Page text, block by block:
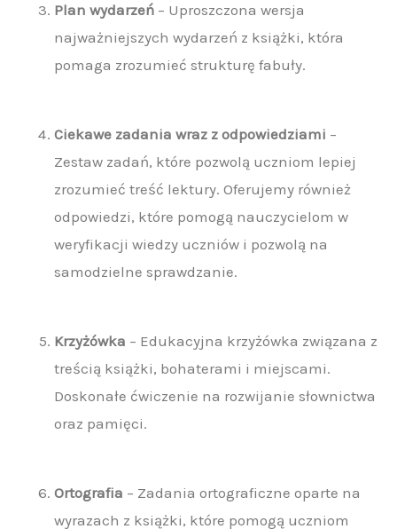
Plan wydarzeń – Uproszczona wersja
najważniejszych wydarzeń z książki, która
pomaga zrozumieć strukturę fabuły.
Ciekawe zadania wraz z odpowiedziami –
Zestaw zadań, które pozwolą uczniom lepiej
zrozumieć treść lektury. Oferujemy również
odpowiedzi, które pomogą nauczycielom w
weryfikacji wiedzy uczniów i pozwolą na
samodzielne sprawdzanie.
Krzyżówka – Edukacyjna krzyżówka związana z
treścią książki, bohaterami i miejscami.
Doskonałe ćwiczenie na rozwijanie słownictwa
oraz pamięci.
Ortografia – Zadania ortograficzne oparte na
wyrazach z książki, które pomogą uczniom